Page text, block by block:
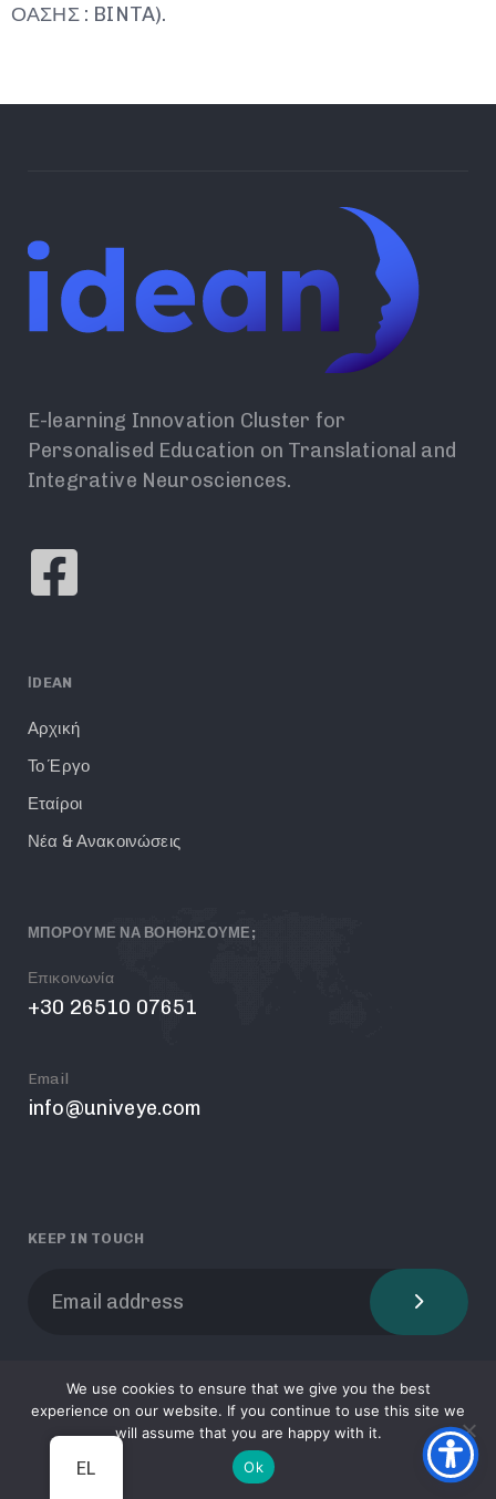
ΟΑΣΗΣ : BINTA).
E-learning Innovation Cluster for
Personalised Education on Translational and
Integrative Neurosciences.
ΙDEAN
Αρχική
Το Έργο
Εταίροι
Νέα & Ανακοινώσεις
ΜΠΟΡΟΥΜΕ ΝΑ ΒΟΗΘΗΣΟΥΜΕ;
Επικοινωνία
+30 26510 07651
Email
info@univeye.com
KEEP IN TOUCH
© 2026 Idean. All rights reserved.
EL
We use cookies to ensure that we give you the best
experience on our website. If you continue to use this site we
will assume that you are happy with it.
Ok